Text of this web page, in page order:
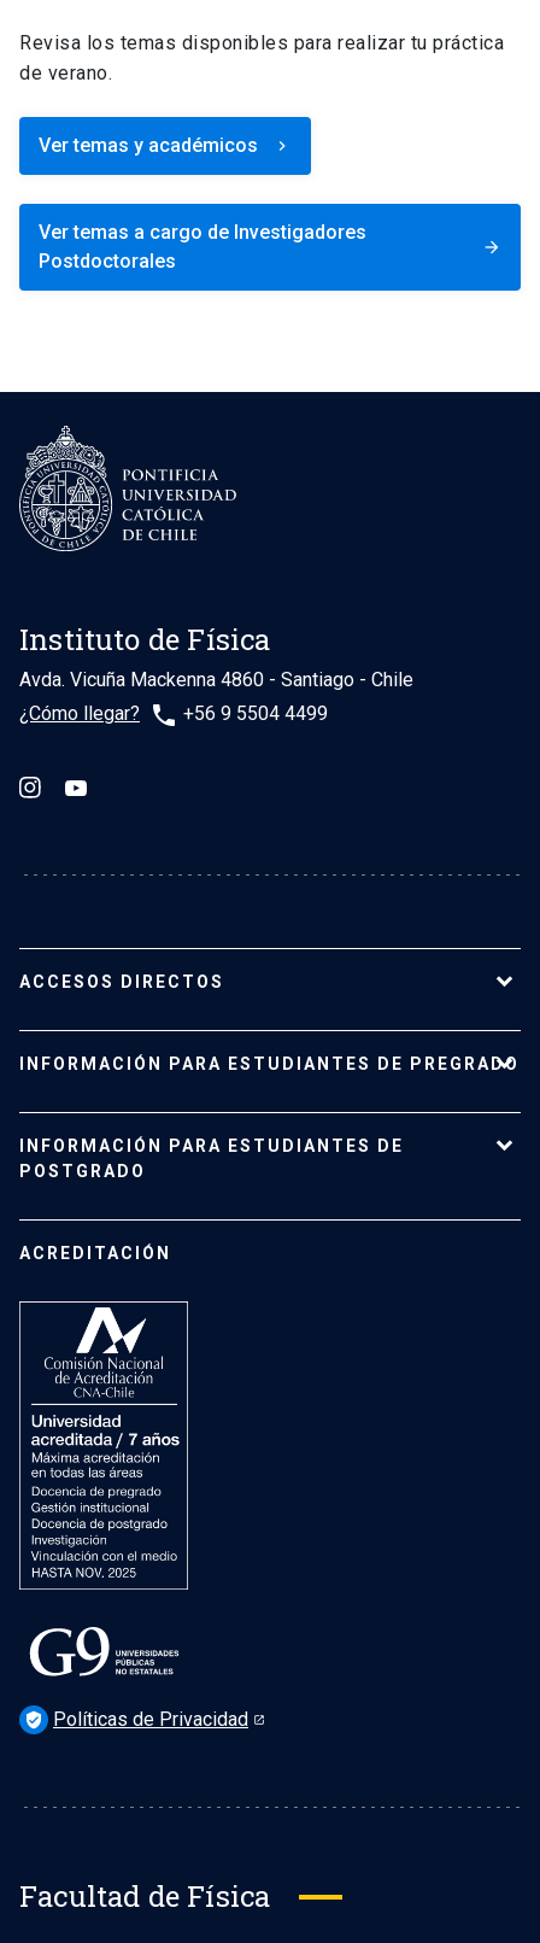
Revisa los temas disponibles para realizar tu práctica
de verano.
Ver temas y académicos keyboard_arrow_right
Ver temas a cargo de Investigadores
Postdoctorales
arrow_forward
Instituto de Física
Avda. Vicuña Mackenna 4860 - Santiago - Chile
¿Cómo llegar?
phone +56 9 5504 4499
ACCESOS DIRECTOS
Planta académica
Carreras y programas
Investigación
Vinculación con el medio
Contacto
INFORMACIÓN PARA ESTUDIANTES DE PREGRADO
Admisión
Mujeres en el Instituto
Laboratorios docentes
INFORMACIÓN PARA ESTUDIANTES DE
POSTGRADO
Investigación
Cursos
Recursos
Vida Universitaria
Preguntas Frecuentes
ACREDITACIÓN
verified_user Políticas de Privacidad
Facultad de Física